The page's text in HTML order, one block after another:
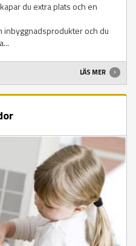
du extra plats och en
inbyggnadsprodukter och du
LÄS MER